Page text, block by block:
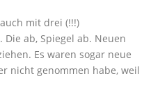
mit drei (!!!)
ab, Spiegel ab. Neuen
Es waren sogar neue
nicht genommen habe, weil